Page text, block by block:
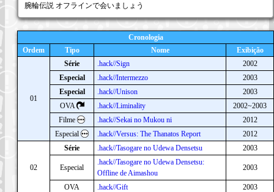
腕輪伝説 オフラインで会いましょう
Cronologia
Ordem
Tipo Nome Exibição
01
Série .hack//Sign
2002
Especial
.hack//Intermezzo
2003
Especial
.hack//Unison
2003
OVA
.hack//Liminality
2002~2003
Filme
.hack//Sekai no Mukou ni
2012
Especial
.hack//Versus: The Thanatos Report 2012
02
Série .hack//Tasogare no Udewa Densetsu 2003
Especial
.hack//Tasogare no Udewa Densetsu:
Offline de Aimashou
2003
OVA .hack//Gift 2003